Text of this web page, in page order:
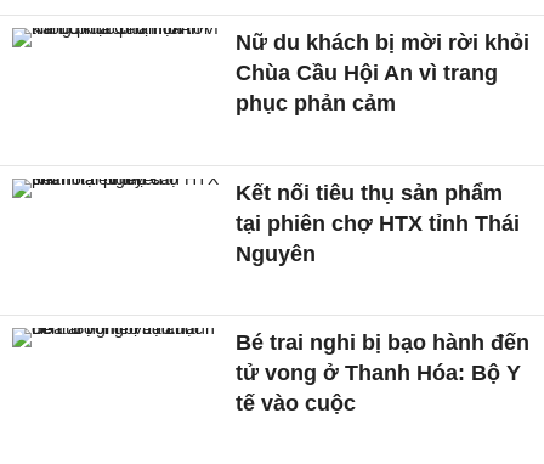
Nữ du khách bị mời rời khỏi
Chùa Cầu Hội An vì trang
phục phản cảm
Kết nối tiêu thụ sản phẩm
tại phiên chợ HTX tỉnh Thái
Nguyên
Bé trai nghi bị bạo hành đến
tử vong ở Thanh Hóa: Bộ Y
tế vào cuộc